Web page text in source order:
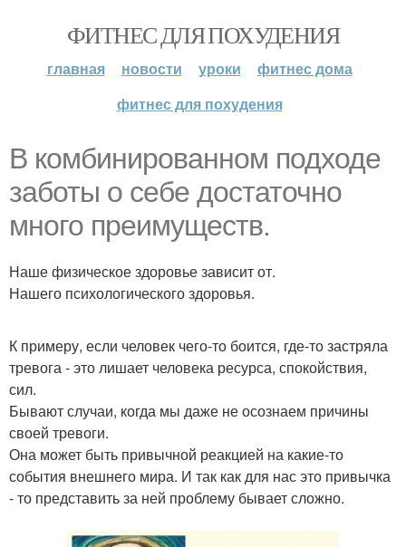
ФИТНЕС ДЛЯ ПОХУДЕНИЯ
главная новости уроки
фитнес дома
фитнес для похудения
В комбинированном подходе
заботы о себе достаточно
много преимуществ.
Наше физическое здоровье зависит от.
Нашего психологического здоровья.
К примеру, если человек чего-то боится, где-то застряла
тревога - это лишает человека ресурса, спокойствия,
сил.
Бывают случаи, когда мы даже не осознаем причины
своей тревоги.
Она может быть привычной реакцией на какие-то
события внешнего мира. И так как для нас это привычка
- то представить за ней проблему бывает сложно.